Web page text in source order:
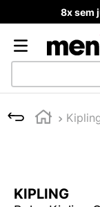
8x sem
KIPLING
1
TÊNIS NEWS
MELISSAS
º
NEW 9060